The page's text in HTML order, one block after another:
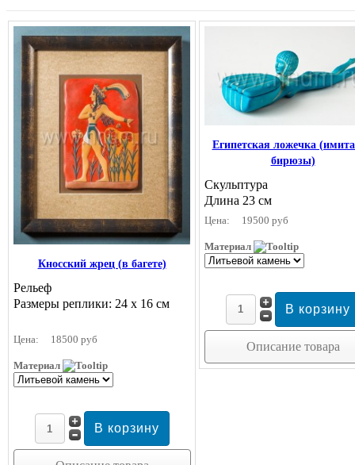
Кносский жрец (в багете)
Рельеф
Размеры реплики: 24 х 16 см
Цена: 18500 руб
Материал
Египетская ложечка
бирюзы)
Скульптура
Длина 23 см
Цена: 19500 руб
Материал
Описание товара